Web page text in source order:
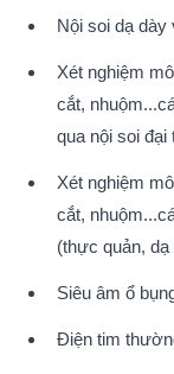
Nội soi dạ dày
Xét nghiệm
cắt,
qua nội soi đại
Xét nghiệm
cắt,
(thực quản, dạ
Siêu âm ổ
Điện tim